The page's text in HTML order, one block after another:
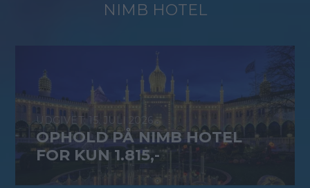
NIMB HOTEL
15. JULI 2026
OPHOLD PÅ NIMB HOTEL
FOR KUN 1.815,-